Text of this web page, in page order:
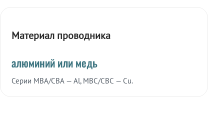
Материал проводника
алюминий или медь
Серии МВА/СВА — Al, МВС/СВС — Cu.